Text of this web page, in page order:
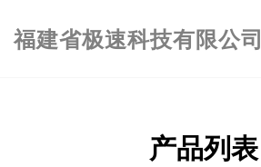
福建省极速科技有限公司
产品列表